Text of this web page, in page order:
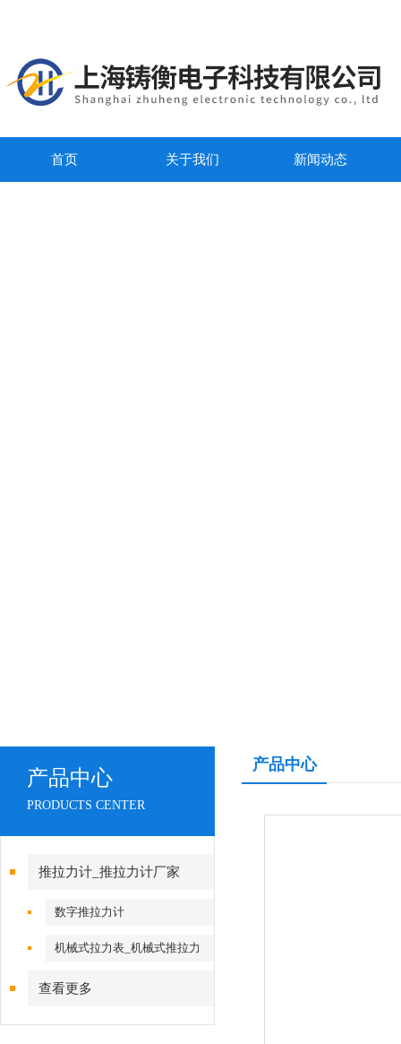
首页 关于我们 新闻动态
产品中心
PRODUCTS CENTER
推拉力计_推拉力计厂家
数字推拉力计
机械式拉力表_机械式推拉力
查看更多
产品中心